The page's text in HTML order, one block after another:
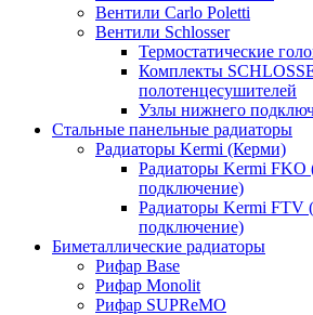
Вентили Carlo Poletti
Вентили Schlosser
Термостатические
Комплекты
полотенцесушителей
Узлы нижнего
Стальные панельные радиаторы
Радиаторы Kermi (Керми)
Радиаторы Kermi FKO
подключение)
Радиаторы Kermi FTV
подключение)
Биметаллические радиаторы
Рифар Base
Рифар Monolit
Рифар SUPReMO